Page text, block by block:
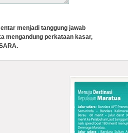
menjadi tanggung jawab
mengandung perkataan kasar,